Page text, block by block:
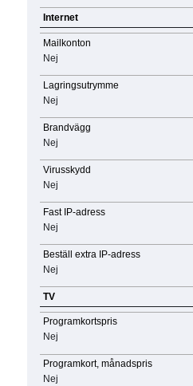
Internet
Mailkonton
Nej
Lagringsutrymme
Nej
Brandvägg
Nej
Virusskydd
Nej
Fast IP-adress
Nej
Beställ extra IP-adress
Nej
TV
Programkortspris
Nej
Programkort, månadspris
Nej